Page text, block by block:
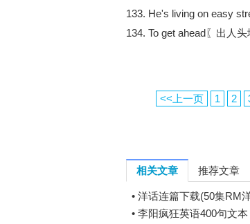
133. He's living on easy
134. To get ahead〖出人
<<上一页 1 2
相关文章 推荐文章
• 洋话连篇下载(50集RM
• 李阳疯狂英语400句文本